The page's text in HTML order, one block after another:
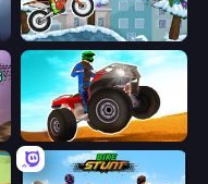
Moto X3M 4 Winter
ATV Ultimate Offroad